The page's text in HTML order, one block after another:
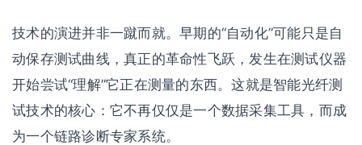
技术的演进并非一蹴而就。早期的“自动化”可能只是自
动保存测试曲线，真正的革命性飞跃，发生在测试仪器
开始尝试“理解”它正在测量的东西。这就是智能光纤测
试技术的核心：它不再仅仅是一个数据采集工具，而成
为一个链路诊断专家系统。